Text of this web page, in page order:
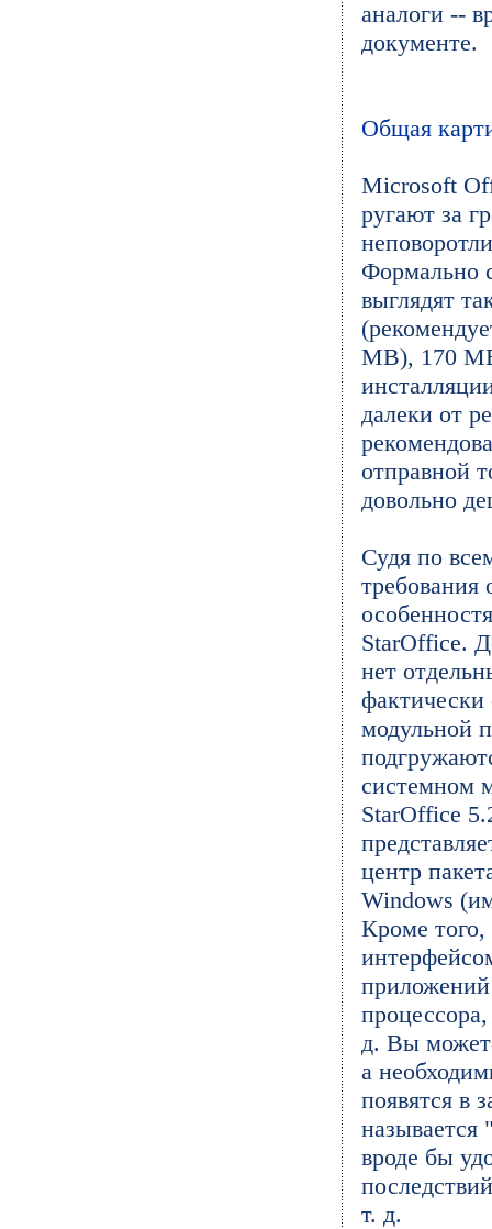
аналоги --
документе.
Общая
Microsoft
ругают за
Формально
выглядят
MB), 170
далеки от
отправной
довольно
Судя по
требования
StarOffice.
нет
фактически
модульной
системном
StarOffice
центр
Windows
Кроме
приложений
д. Вы
а
появятся в
вроде бы
т. д.